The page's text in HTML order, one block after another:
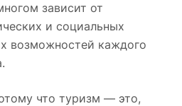
зависит от
и социальных
возможностей каждого
что туризм — это,